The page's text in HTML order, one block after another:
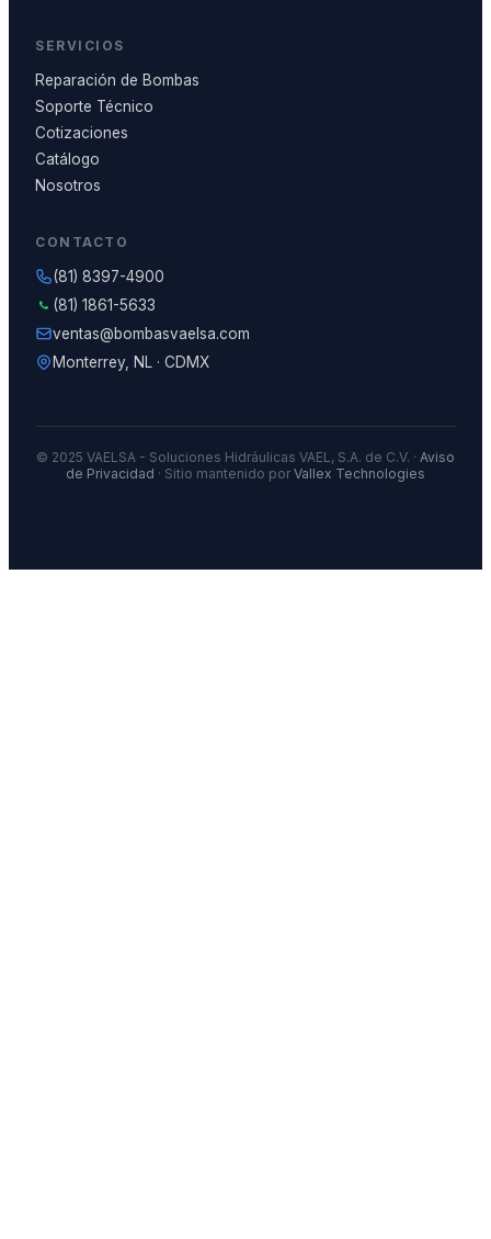
SERVICIOS
Reparación de Bombas
Soporte Técnico
Cotizaciones
Catálogo
Nosotros
CONTACTO
(81) 8397-4900
(81) 1861-5633
ventas@bombasvaelsa.com
Monterrey, NL · CDMX
© 2025 VAELSA - Soluciones Hidráulicas VAEL, S.A. de C.V. · Aviso
de Privacidad · Sitio mantenido por Vallex Technologies